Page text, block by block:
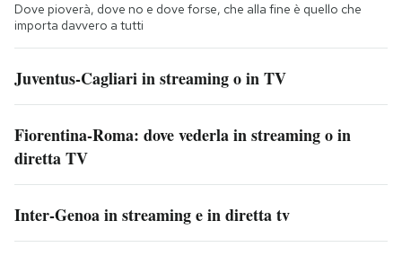
Dove pioverà, dove no e dove forse, che alla fine è quello che
importa davvero a tutti
Juventus-Cagliari in streaming o in TV
Fiorentina-Roma: dove vederla in streaming o in
diretta TV
Inter-Genoa in streaming e in diretta tv